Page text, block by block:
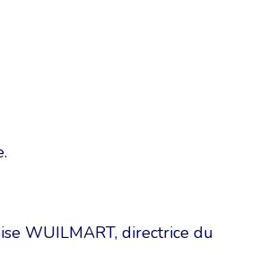
WUILMART, directrice du